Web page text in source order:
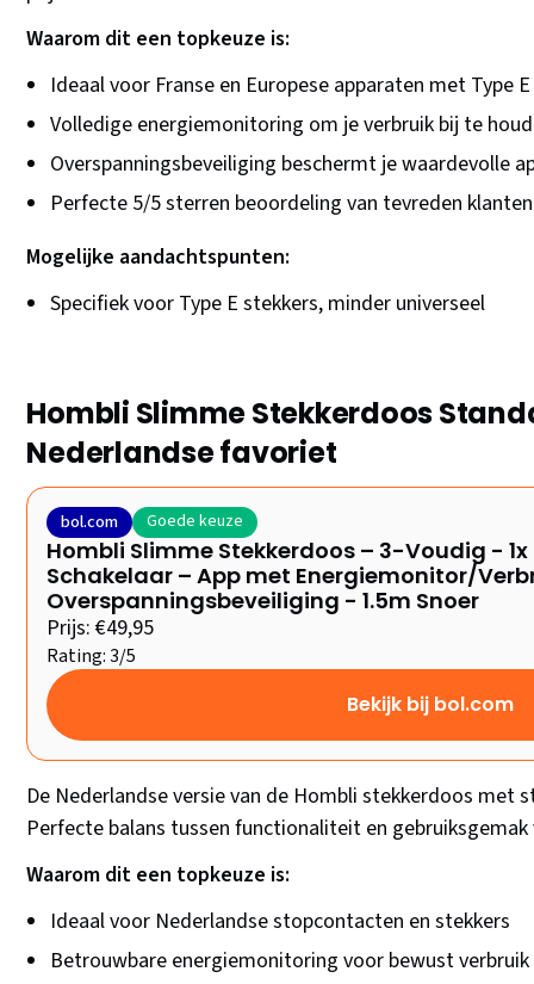
Waarom dit een topkeuze is:
Ideaal voor Franse en Europese apparaten met Type
Volledige energiemonitoring om je verbruik bij te
Overspanningsbeveiliging beschermt je waardevolle
Perfecte 5/5 sterren beoordeling van tevreden klanten
Mogelijke aandachtspunten:
Specifiek voor Type E stekkers, minder universeel
Hombli Slimme Stekkerdoos
Nederlandse favoriet
bol.com Goede keuze
Hombli Slimme Stekkerdoos – 3-Voudig - 1x
Schakelaar – App met Energiemonitor/
Overspanningsbeveiliging - 1.5m Snoer
Prijs: €49,95
Rating: 3/5
Bekijk bij bol.com
De Nederlandse versie van de Hombli stekkerdoos met
Perfecte balans tussen functionaliteit en
Waarom dit een topkeuze is:
Ideaal voor Nederlandse stopcontacten en stekkers
Betrouwbare energiemonitoring voor bewust verbruik